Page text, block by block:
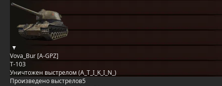
Vova_Bur [A-GPZ]
Т-103
Уничтожен выстрелом (A_T_I_K_I_N_)
Произведено выстрелов5